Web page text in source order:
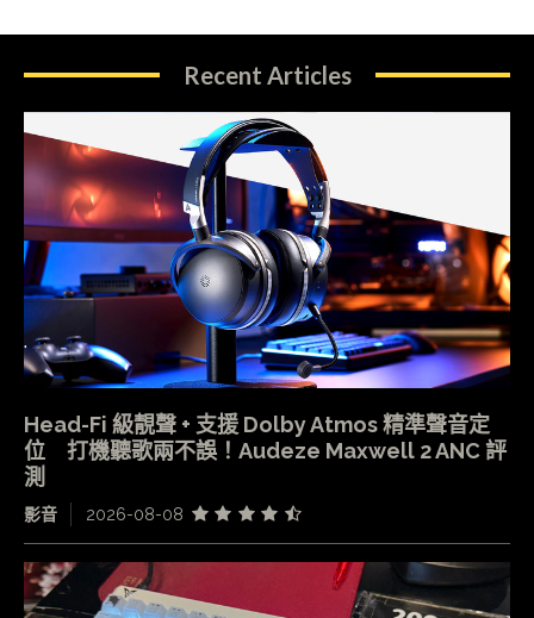
Recent Articles
Head-Fi 級靚聲 + 支援 Dolby Atmos 精準聲音定
位 打機聽歌兩不誤！Audeze Maxwell 2 ANC 評
測
影音 2026-08-08